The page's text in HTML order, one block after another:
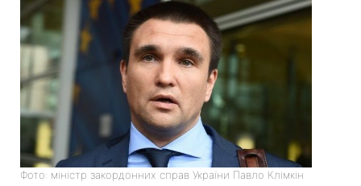
Фото: міністр закордонних справ України Павло Клімкін